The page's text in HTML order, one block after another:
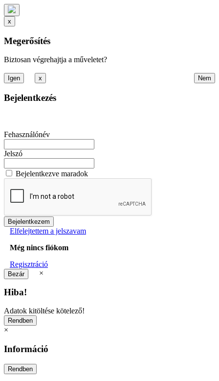
x
Megerősítés
Biztosan végrehajtja a műveletet?
x
Bejelentkezés
Fehasználónév
Jelszó
Bejelentkezve maradok
Elfelejtettem a jelszavam
Még nincs fiókom
Regisztráció
×
Hiba!
Adatok kitöltése kötelező!
×
Információ